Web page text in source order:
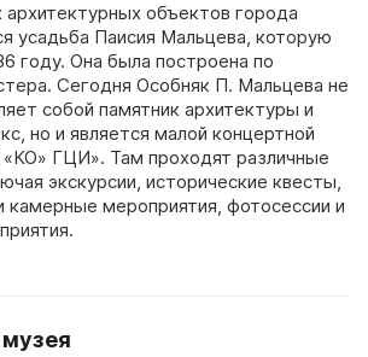
объектов города
усадьба Паисия Мальцева, которую
году. Она была построена по
Сегодня Особняк П. Мальцева не
собой памятник архитектуры и
но и является малой концертной
ГЦИ». Там проходят различные
экскурсии, исторические квесты,
мероприятия, фотосессии и